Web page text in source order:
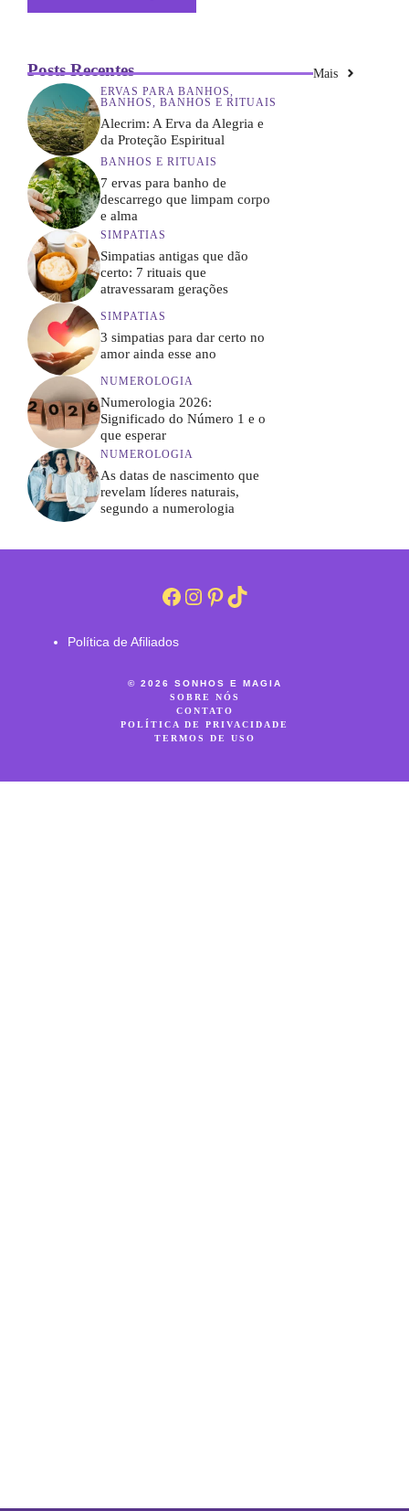
Posts Recentes Mais
ERVAS PARA BANHOS,
BANHOS, BANHOS E RITUAIS
Alecrim: A Erva da Alegria e
da Proteção Espiritual
BANHOS E RITUAIS
7 ervas para banho de
descarrego que limpam corpo
e alma
SIMPATIAS
Simpatias antigas que dão
certo: 7 rituais que
atravessaram gerações
SIMPATIAS
3 simpatias para dar certo no
amor ainda esse ano
NUMEROLOGIA
Numerologia 2026:
Significado do Número 1 e o
que esperar
NUMEROLOGIA
As datas de nascimento que
revelam líderes naturais,
segundo a numerologia
Facebook
Instagram
Pinterest
TikTok
Política de Afiliados
© 2026 SONHOS E MAGIA
SOBRE NÓS
CONTATO
POLÍTICA DE PRIVACIDADE
TERMOS DE USO